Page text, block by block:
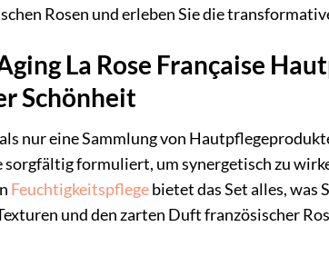
Rosen und erleben Sie die
La Rose Française
Schönheit
nur eine Sammlung von
formuliert, um synergetisch zu
Feuchtigkeitspflegebietet das Set alles, was
und den zarten Duft französischer